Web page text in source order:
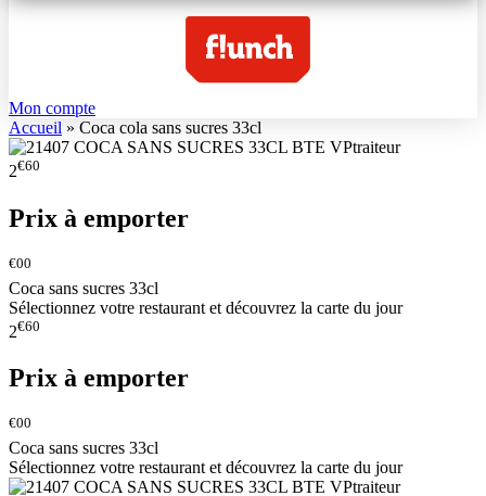
Mon compte
Accueil » Coca cola sans sucres 33cl
2€60
Prix à emporter
€00
Coca sans sucres 33cl
Sélectionnez votre restaurant et découvrez la carte du jour
2€60
Prix à emporter
€00
Coca sans sucres 33cl
Sélectionnez votre restaurant et découvrez la carte du jour